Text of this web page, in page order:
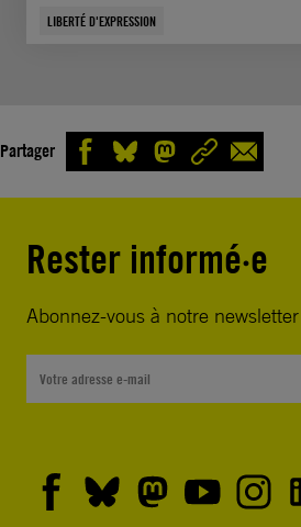
LIBERTÉ D'EXPRESSION
Partager
Rester informé·e
Abonnez-vous à notre